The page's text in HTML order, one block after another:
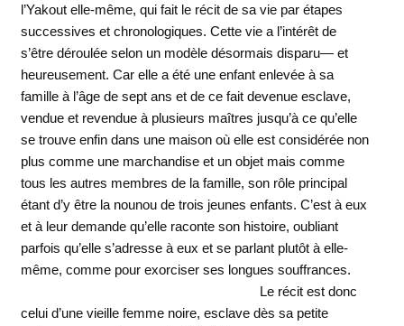
l’Yakout elle-même, qui fait le récit de sa vie par étapes
successives et chronologiques. Cette vie a l’intérêt de
s’être déroulée selon un modèle désormais disparu— et
heureusement. Car elle a été une enfant enlevée à sa
famille à l’âge de sept ans et de ce fait devenue esclave,
vendue et revendue à plusieurs maîtres jusqu’à ce qu’elle
se trouve enfin dans une maison où elle est considérée non
plus comme une marchandise et un objet mais comme
tous les autres membres de la famille, son rôle principal
étant d’y être la nounou de trois jeunes enfants. C’est à eux
et à leur demande qu’elle raconte son histoire, oubliant
parfois qu’elle s’adresse à eux et se parlant plutôt à elle-
même, comme pour exorciser ses longues souffrances.
Le récit est donc
celui d’une vieille femme noire, esclave dès sa petite